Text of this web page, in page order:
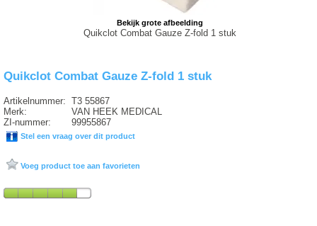
Bekijk grote afbeelding
Quikclot Combat Gauze Z-fold 1 stuk
Quikclot Combat Gauze Z-fold 1 stuk
Artikelnummer:
Merk:
ZI-nummer:
T3 55867
VAN HEEK MEDICAL
99955867
Stel een vraag over dit product
Voeg product toe aan favorieten